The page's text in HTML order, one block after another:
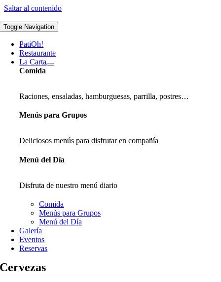
Saltar al contenido
Toggle Navigation
PatiOh!
Restaurante
La Carta
Comida
Raciones, ensaladas, hamburguesas, parrilla, postres…
Menús para Grupos
Deliciosos menús para disfrutar en compañía
Menú del Día
Disfruta de nuestro menú diario
Comida
Menús para Grupos
Menú del Día
Galería
Eventos
Reservas
Cervezas